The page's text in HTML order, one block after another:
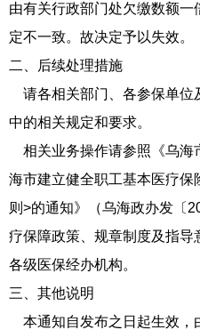
由有关行政部门处欠缴数额一
定不一致。故决定予以失效。
二、后续处理措施
请各相关部门、各参保单位
中的相关规定和要求。
相关业务操作请参照《乌海
海市建立健全职工基本医疗
则>的通知》（乌海政办发〔
疗保障政策、规章制度及指
各级医保经办机构。
三、其他说明
本通知自发布之日起生效，